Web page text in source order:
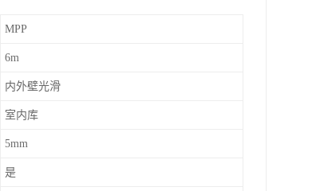
MPP
6m
内外壁光滑
室内库
5mm
是